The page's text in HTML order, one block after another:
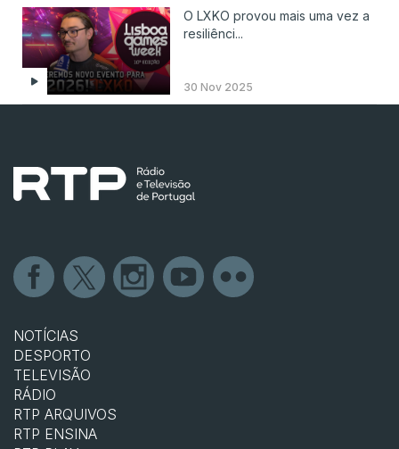
O LXKO provou mais uma vez a
resiliênci...
30 Nov 2025
NOTÍCIAS
DESPORTO
TELEVISÃO
RÁDIO
RTP ARQUIVOS
RTP ENSINA